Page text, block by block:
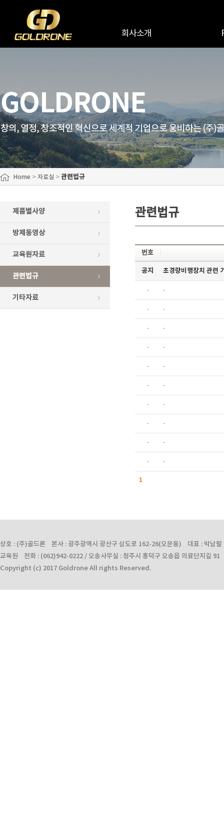
회사소개
오시는길
Home > 자료실 >관련법규
제품별사양
방제동영상
교육원자료
관련법규
기타자료
관련법규
번호
공지 초경량비행장치 관련
- -
- -
- -
- -
- -
- -
- -
- -
- -
- -
1
상호 : (주)골드론 본사 : 광주광역시 광산구 삼도로 162-26(오운동) 대표 : 박
교육원 전화 : (062)942-0222 / 오송사무실 : 청주시 흥덕구 오송읍 의료단지길
Copyright (c) 2017 Goldrone All rights Reserved.